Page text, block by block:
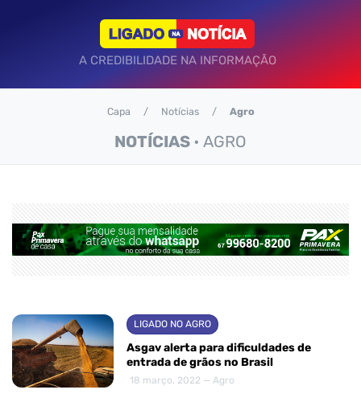
A CREDIBILIDADE NA INFORMAÇÃO
NOTÍCIAS • AGRO
Capa Notícias Agro
LIGADO NO AGRO
Asgav alerta para dificuldades de
entrada de grãos no Brasil
18 março, 2022 — Agro